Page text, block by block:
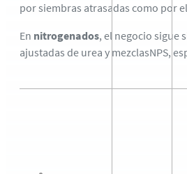
por siembras atrasadas como por
En nitrogenados, el negocio sigue
ajustadas de urea y mezclasNPS,